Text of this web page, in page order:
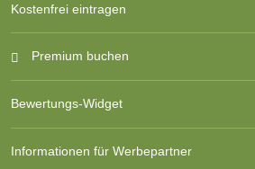
Kostenfrei eintragen
Premium buchen
Bewertungs-Widget
Informationen für Werbepartner